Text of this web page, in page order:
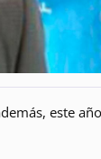
este año